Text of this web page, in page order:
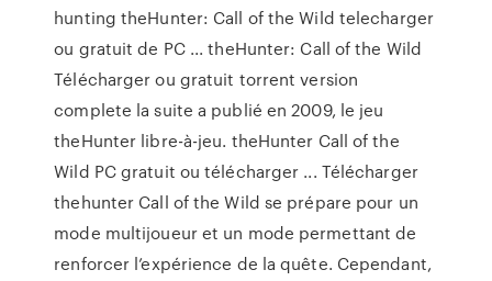
hunting theHunter: Call of the Wild telecharger
ou gratuit de PC ... theHunter: Call of the Wild
Télécharger ou gratuit torrent version
complete la suite a publié en 2009, le jeu
theHunter libre-à-jeu. theHunter Call of the
Wild PC gratuit ou télécharger ... Télécharger
thehunter Call of the Wild se prépare pour un
mode multijoueur et un mode permettant de
renforcer l’expérience de la quête. Cependant,